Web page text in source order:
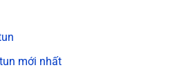
mới nhất